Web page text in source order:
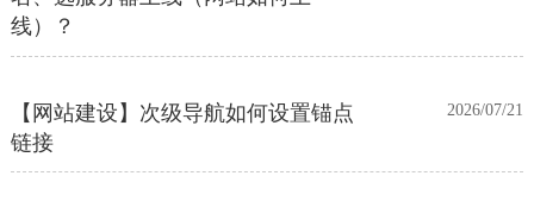
线）？
【网站建设】次级导航如何设置锚点
链接
2026/07/21